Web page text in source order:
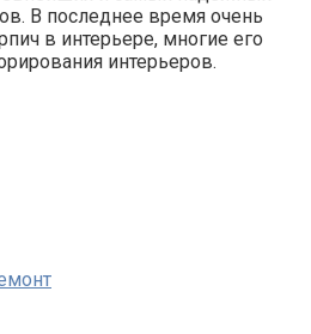
В последнее время очень
в интерьере, многие его
интерьеров.